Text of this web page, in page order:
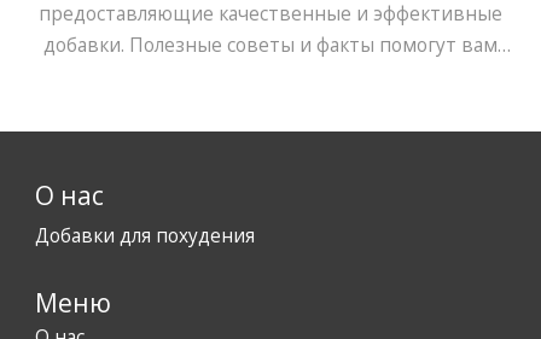
предоставляющие качественные и эффективные
добавки. Полезные советы и факты помогут вам
обращать внимание при выборе добавок и какие
оптимальное решение и сделайте шаг к достижению
своих целей по снижению веса.
О нас
Добавки для похудения
Меню